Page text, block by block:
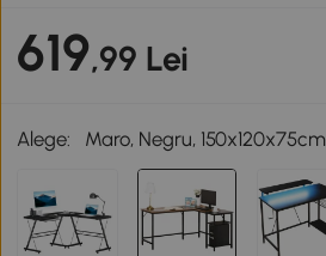
619,99 Lei
Alege: Maro, Negru, 150x120x75cm